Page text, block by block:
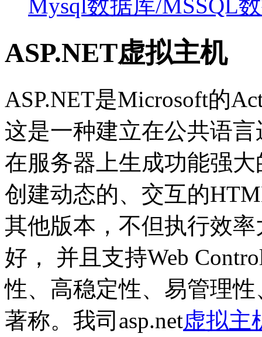
Mysql数据库/MSSQL
ASP.NET虚拟主机
ASP.NET是Microsoft的
这是一种建立在公共语
在服务器上生成功能强大
创建动态的、交互的
其他版本，不但执行效
好， 并且支持Web
性、高稳定性、易管理
著称。我司asp.net虚拟主